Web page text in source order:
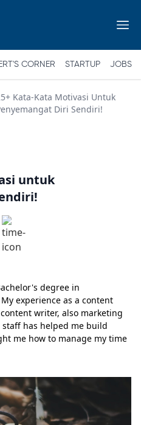
CORNER STARTUP JOBS
Kata-Kata Motivasi Untuk
Diri Sendiri!
untuk
degree in
experience as a content
writer, also marketing
has helped me build
me how to manage my time